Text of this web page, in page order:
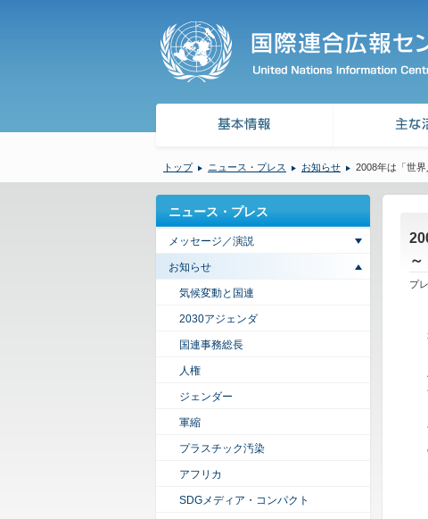
トップ ニュース・プレス お知らせ 2008年は「世
プ
ニュース・プレス
メッセージ／演説
お知らせ
気候変動と国連
2030アジェンダ
国連事務総長
人権
ジェンダー
軍縮
プラスチック汚染
アフリカ
SDGメディア・コンパクト